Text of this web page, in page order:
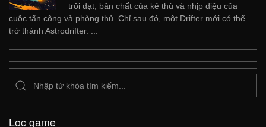
trôi dạt, bản chất của kẻ thù và nhịp điệu của
cuộc tấn công và phòng thủ. Chỉ sau đó, một Drifter mới có thể
trở thành Astrodrifter. ...
Lọc game